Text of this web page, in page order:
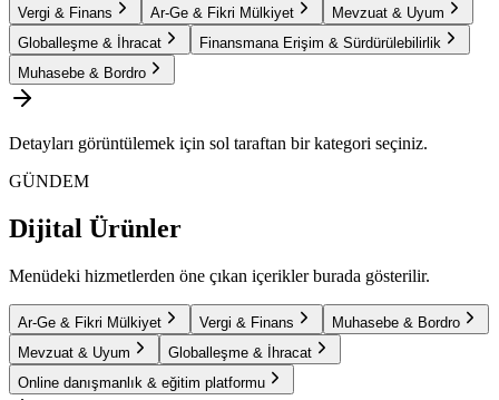
Vergi & Finans Ar-Ge & Fikri Mülkiyet
Mevzuat & Uyum
Globalleşme & İhracat
Finansmana Erişim & Sürdürülebilirlik
Muhasebe & Bordro
Detayları görüntülemek için sol taraftan bir kategori seçiniz.
GÜNDEM
Dijital Ürünler
Menüdeki hizmetlerden öne çıkan içerikler burada gösterilir.
Ar-Ge & Fikri Mülkiyet Vergi & Finans
Muhasebe & Bordro
Mevzuat & Uyum
Globalleşme & İhracat
Online danışmanlık & eğitim platformu